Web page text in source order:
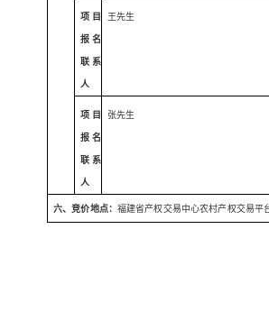
项目
报名
联系
人
王先生
项目
报名
联系
人
张先生
六、竞价地点： 福建省产权交易中心农村产权交易平